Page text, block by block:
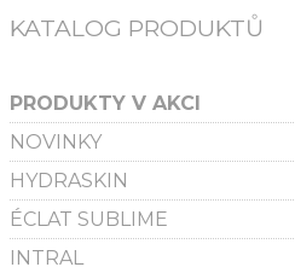
KATALOG PRODUKTŮ
PRODUKTY V AKCI
NOVINKY
HYDRASKIN
ÉCLAT SUBLIME
INTRAL